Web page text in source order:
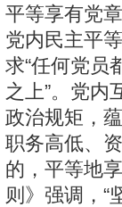
平等享有党
党内民主平
求“任何党员
之上”。党内
政治规矩，
职务高低、
的，平等地
则》强调，“